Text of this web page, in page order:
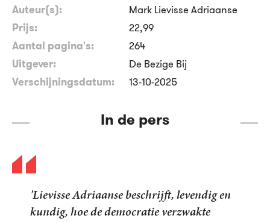
Auteur(s):
Mark Lievisse Adriaanse
Prijs:
22,99
Aantal pagina's:
264
Uitgever:
De Bezige Bij
Verschijningsdatum:
13-10-2025
In de pers
‘Overtuigend.’Trouw